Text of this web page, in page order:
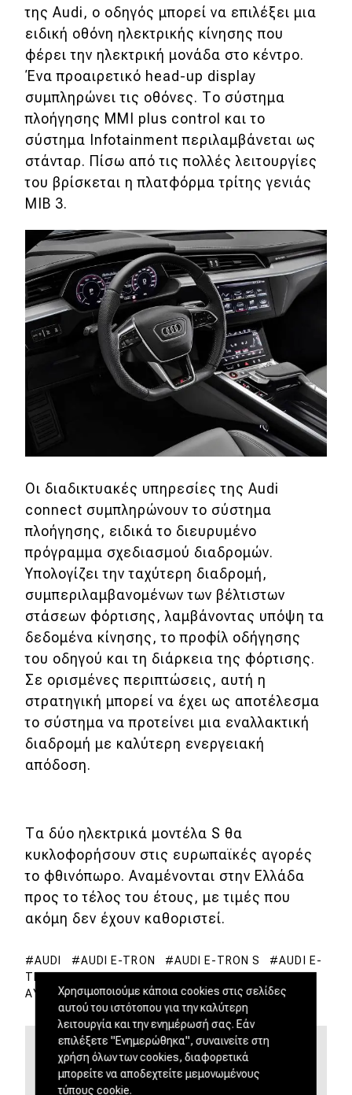
της Audi, ο οδηγός μπορεί να επιλέξει μια
ειδική οθόνη ηλεκτρικής κίνησης που
φέρει την ηλεκτρική μονάδα στο κέντρο.
Ένα προαιρετικό head-up display
συμπληρώνει τις οθόνες. Το σύστημα
πλοήγησης MMI plus control και το
σύστημα Infotainment περιλαμβάνεται ως
στάνταρ. Πίσω από τις πολλές λειτουργίες
του βρίσκεται η πλατφόρμα τρίτης γενιάς
MIB 3.
Οι διαδικτυακές υπηρεσίες της Audi
connect συμπληρώνουν το σύστημα
πλοήγησης, ειδικά το διευρυμένο
πρόγραμμα σχεδιασμού διαδρομών.
Υπολογίζει την ταχύτερη διαδρομή,
συμπεριλαμβανομένων των βέλτιστων
στάσεων φόρτισης, λαμβάνοντας υπόψη τα
δεδομένα κίνησης, το προφίλ οδήγησης
του οδηγού και τη διάρκεια της φόρτισης.
Σε ορισμένες περιπτώσεις, αυτή η
στρατηγική μπορεί να έχει ως αποτέλεσμα
το σύστημα να προτείνει μια εναλλακτική
διαδρομή με καλύτερη ενεργειακή
απόδοση.
Τα δύο ηλεκτρικά μοντέλα S θα
κυκλοφορήσουν στις ευρωπαϊκές αγορές
το φθινόπωρο. Αναμένονται στην Ελλάδα
προς το τέλος του έτους, με τιμές που
ακόμη δεν έχουν καθοριστεί.
AUDI AUDI E-TRON AUDI E-TRON S
AUDI E-
TRON S SPORTBACK
ΑΥΤΟΚΊΝΗΤΑ
ΗΛΕΚΤΡΟΚΊΝΗΣΗ
Θοδωρής Τσίκας
Χρησιμοποιούμε κάποια cookies στις σελίδες
αυτού του ιστότοπου για την καλύτερη
λειτουργία και την ενημέρωσή σας. Εάν
επιλέξετε "Ενημερώθηκα", συναινείτε στη
χρήση όλων των cookies, διαφορετικά
μπορείτε να αποδεχτείτε μεμονωμένους
τύπους cookie.